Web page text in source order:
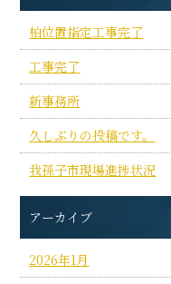
柏位置指定工事完了
工事完了
新事務所
久しぶりの投稿です。
我孫子市現場進捗状況
アーカイブ
2026年1月